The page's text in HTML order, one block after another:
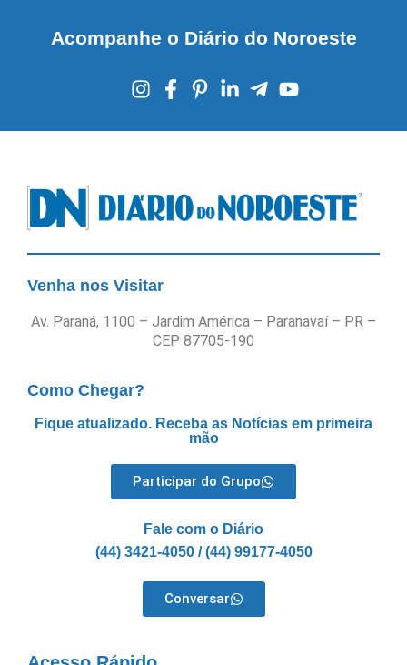
Acompanhe o Diário do Noroeste
Venha nos Visitar
Av. Paraná, 1100 – Jardim América – Paranavaí – PR –
CEP 87705-190
Como Chegar?
Fique atualizado. Receba as Notícias em primeira
mão
Participar do Grupo
Fale com o Diário
(44) 3421-4050 / (44) 99177-4050
Conversar